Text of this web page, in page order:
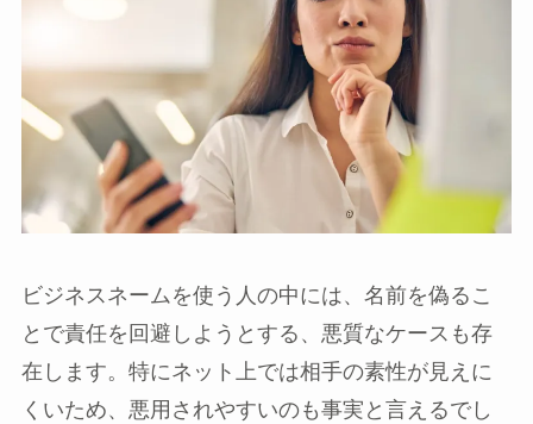
ビジネスネームを使う人の中には、名前を偽るこ
とで責任を回避しようとする、悪質なケースも存
在します。特にネット上では相手の素性が見えに
くいため、悪用されやすいのも事実と言えるでし